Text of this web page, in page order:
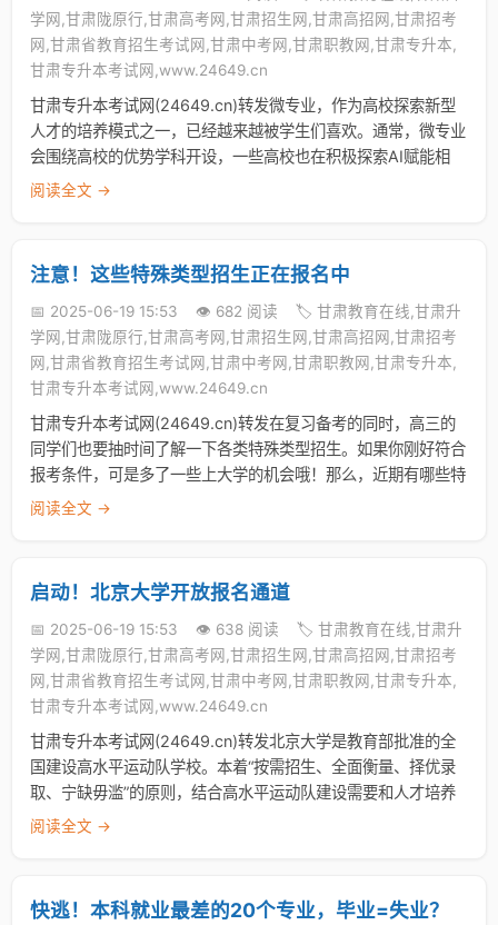
学网,甘肃陇原行,甘肃高考网,甘肃招生网,甘肃高招网,甘肃招考
网,甘肃省教育招生考试网,甘肃中考网,甘肃职教网,甘肃专升本,
甘肃专升本考试网,www.24649.cn
甘肃专升本考试网(24649.cn)转发微专业，作为高校探索新型
人才的培养模式之一，已经越来越被学生们喜欢。通常，微专业
会围绕高校的优势学科开设，一些高校也在积极探索AI赋能相
阅读全文 →
注意！这些特殊类型招生正在报名中
📅 2025-06-19 15:53 👁️ 682 阅读
🏷️ 甘肃教育在线,甘肃升
学网,甘肃陇原行,甘肃高考网,甘肃招生网,甘肃高招网,甘肃招考
网,甘肃省教育招生考试网,甘肃中考网,甘肃职教网,甘肃专升本,
甘肃专升本考试网,www.24649.cn
甘肃专升本考试网(24649.cn)转发在复习备考的同时，高三的
同学们也要抽时间了解一下各类特殊类型招生。如果你刚好符合
报考条件，可是多了一些上大学的机会哦！那么，近期有哪些特
阅读全文 →
启动！北京大学开放报名通道
📅 2025-06-19 15:53 👁️ 638 阅读
🏷️ 甘肃教育在线,甘肃升
学网,甘肃陇原行,甘肃高考网,甘肃招生网,甘肃高招网,甘肃招考
网,甘肃省教育招生考试网,甘肃中考网,甘肃职教网,甘肃专升本,
甘肃专升本考试网,www.24649.cn
甘肃专升本考试网(24649.cn)转发北京大学是教育部批准的全
国建设高水平运动队学校。本着“按需招生、全面衡量、择优录
取、宁缺毋滥”的原则，结合高水平运动队建设需要和人才培养
阅读全文 →
快逃！本科就业最差的20个专业，毕业=失业？